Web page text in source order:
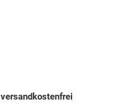
versandkostenfrei